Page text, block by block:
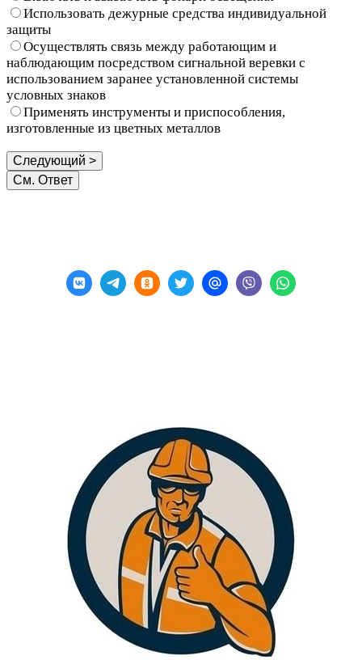
Использовать дежурные средства индивидуальной
защиты
Осуществлять связь между работающим и
наблюдающим посредством сигнальной веревки с
использованием заранее установленной системы
условных знаков
Применять инструменты и приспособления,
изготовленные из цветных металлов